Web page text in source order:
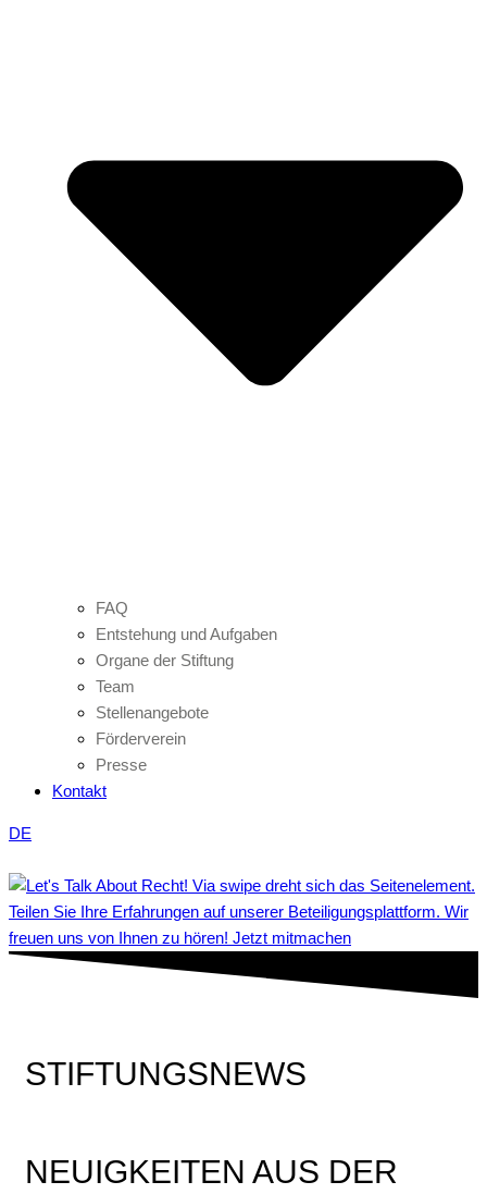
FAQ
Entstehung und Aufgaben
Organe der Stiftung
Team
Stellenangebote
Förderverein
Presse
Kontakt
DE
Teilen Sie Ihre Erfahrungen auf unserer Beteiligungsplattform. Wir
freuen uns von Ihnen zu hören! Jetzt mitmachen
STIFTUNGSNEWS
NEUIGKEITEN AUS DER